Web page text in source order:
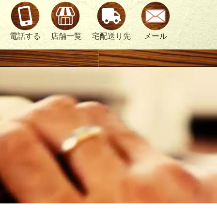
電話する 店舗一覧 宅配送り先 メール